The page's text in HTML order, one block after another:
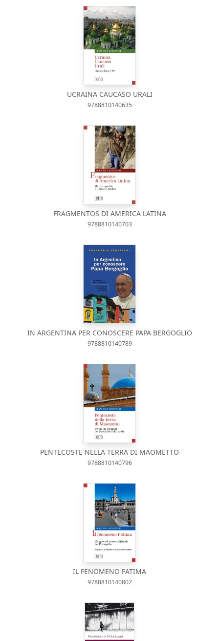
UCRAINA CAUCASO URALI
9788810140635
FRAGMENTOS DI AMERICA LATINA
9788810140703
IN ARGENTINA PER CONOSCERE PAPA BERGOGLIO
9788810140789
PENTECOSTE NELLA TERRA DI MAOMETTO
9788810140796
IL FENOMENO FATIMA
9788810140802